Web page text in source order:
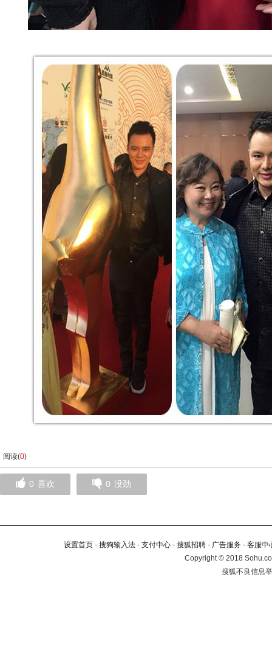
阅读(0)
0 喜欢 0 没劲
设置首页 - 搜狗输入法 - 支付中心 - 搜狐招聘 - 广告服务 - 客服中
Copyright© 2018
搜狐不良信息